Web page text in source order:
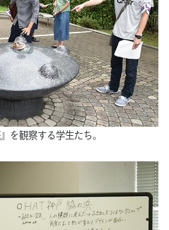
を観察する学生たち。